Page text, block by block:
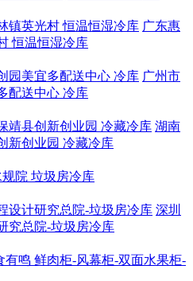
广东惠
恒温恒湿冷库
广州市
配送中心 冷库
湖南
新创业园 冷藏冷库
院 垃圾房冷库
深圳
究总院-垃圾房冷库